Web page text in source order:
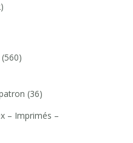
(560)
(36)
– Imprimés –